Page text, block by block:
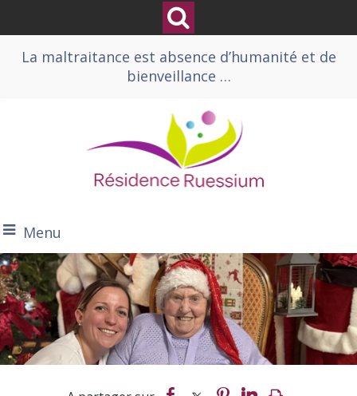
La maltraitance est absence d’humanité et de
bienveillance …
Menu